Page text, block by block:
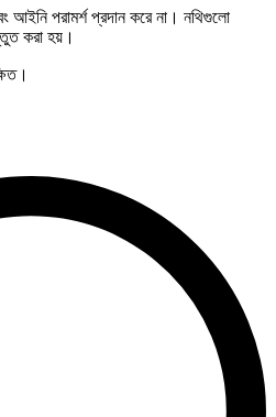
পরামর্শ প্রদান করে না। নথিগুলো
করা হয়।